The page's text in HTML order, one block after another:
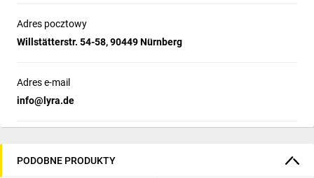
Adres pocztowy
Willstätterstr. 54-58, 90449 Nürnberg
Adres e-mail
info@lyra.de
PODOBNE PRODUKTY